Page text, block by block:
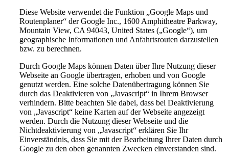
Diese Website verwendet die Funktion „Google Maps und
Routenplaner“ der Google Inc., 1600 Amphitheatre Parkway,
Mountain View, CA 94043, United States („Google“), um
geographische Informationen und Anfahrtsrouten darzustellen
bzw. zu berechnen.
Durch Google Maps können Daten über Ihre Nutzung dieser
Webseite an Google übertragen, erhoben und von Google
genutzt werden. Eine solche Datenübertragung können Sie
durch das Deaktivieren von „Javascript“ in Ihrem Browser
verhindern. Bitte beachten Sie dabei, dass bei Deaktivierung
von „Javascript“ keine Karten auf der Webseite angezeigt
werden. Durch die Nutzung dieser Webseite und die
Nichtdeaktivierung von „Javascript“ erklären Sie Ihr
Einverständnis, dass Sie mit der Bearbeitung Ihrer Daten durch
Google zu den oben genannten Zwecken einverstanden sind.